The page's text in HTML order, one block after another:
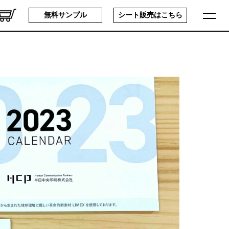
無料サンプル シート販売はこちら